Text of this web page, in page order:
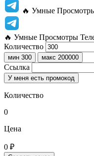
🔥 Умные
🔥 Умные Просмотры
Количество
мин 300 макс 200000
Ссылка
У меня есть промокод
Количество
0
Цена
0 ₽